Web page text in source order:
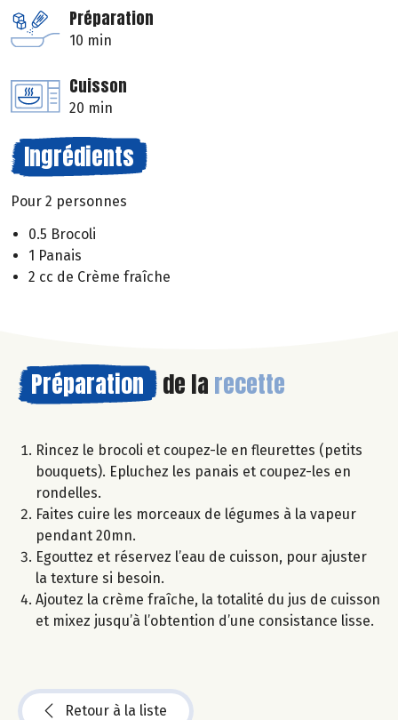
Préparation
10 min
Cuisson
20 min
Ingrédients
Pour 2 personnes
0.5 Brocoli
1 Panais
2 cc de Crème fraîche
Préparation de la recette
Rincez le brocoli et coupez-le en fleurettes (petits
bouquets). Epluchez les panais et coupez-les en
rondelles.
Faites cuire les morceaux de légumes à la vapeur
pendant 20mn.
Egouttez et réservez l’eau de cuisson, pour ajuster
la texture si besoin.
Ajoutez la crème fraîche, la totalité du jus de cuisson
et mixez jusqu’à l’obtention d’une consistance lisse.
Retour à la liste